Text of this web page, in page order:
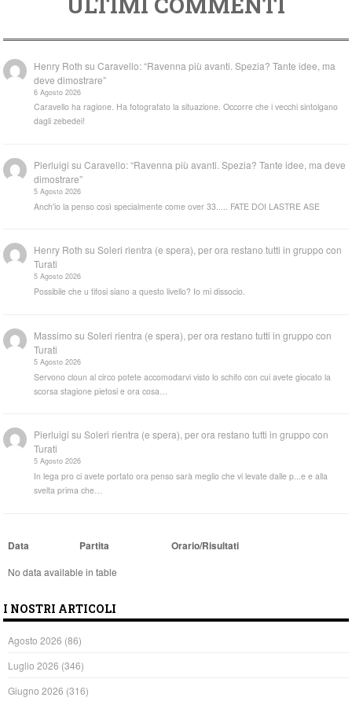
Henry Roth suCaravello: “Ravenna più avanti. Spezia? Tante idee, ma
deve dimostrare”
6 Agosto 2026
Caravello ha ragione. Ha fotografato la situazione. Occorre che i vecchi sintolgano
dagli zebedei!
Pierluigi suCaravello: “Ravenna più avanti. Spezia? Tante idee, ma deve
dimostrare”
5 Agosto 2026
Anch'io la penso così specialmente come over 33..... FATE DOI LASTRE ASE
Henry Roth suSoleri rientra (e spera), per ora restano tutti in gruppo con
Turati
5 Agosto 2026
Possibile che u tifosi siano a questo livello? Io mi dissocio.
Massimo suSoleri rientra (e spera), per ora restano tutti in gruppo con
Turati
5 Agosto 2026
Servono cloun al circo potete accomodarvi visto lo schifo con cui avete giocato la
scorsa stagione pietosi e ora cosa…
Pierluigi suSoleri rientra (e spera), per ora restano tutti in gruppo con
Turati
5 Agosto 2026
In lega pro ci avete portato ora penso sarà meglio che vi levate dalle p...e e alla
svelta prima che…
Data Partita Orario/Risultati
No data available in table
I NOSTRI ARTICOLI
Agosto 2026 (86)
Luglio 2026 (346)
Giugno 2026 (316)